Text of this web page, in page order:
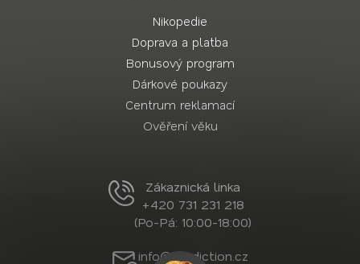
Nikopedie
Doprava a platba
Bonusový program
Dárkové poukazy
Centrum reklamací
Ověření věku
Zákaznická linka
+420 731 231 218
(Po-Pá: 10:00-18:00)
info@nordiction.cz